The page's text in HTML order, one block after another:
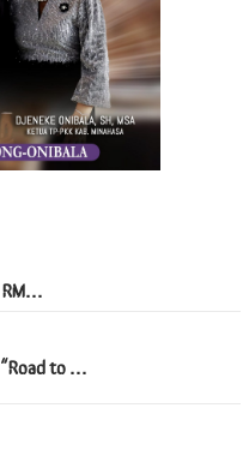
RM…
“Road to …